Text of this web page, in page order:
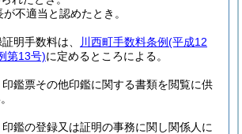
不適当と認めたとき。
明手数料は、 川西町手数料条例(平成12
第13号)に定めるところによる。
鑑票その他印鑑に関する書類を閲覧に供
鑑の登録又は証明の事務に関し関係人に